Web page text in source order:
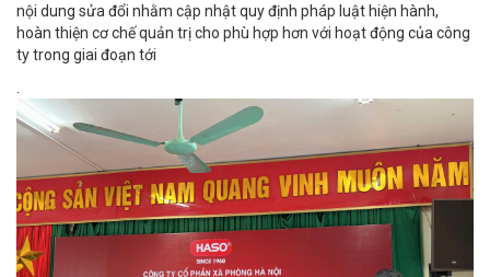
nội dung sửa đổi nhằm cập nhật quy định pháp luật hiện hành,
hoàn thiện cơ chế quản trị cho phù hợp hơn với hoạt động của công
ty trong giai đoạn tới
.